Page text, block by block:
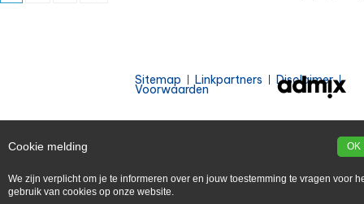
Sitemap Linkpartners Disclaimer
Voorwaarden
OK
Cookie melding
We zijn verplicht om je te informeren over en jouw toestemming te vragen voor
gebruik van cookies op onze website.